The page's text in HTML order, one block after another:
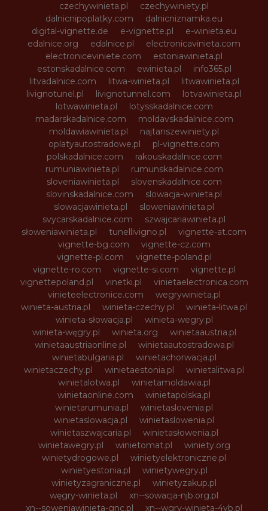
czechywinieta.pl
czechywiniety.pl
dalnicnipoplatky.com
dalnicniznamka.eu
digital-vignette.de
e-vignette.pl
e-winieta.eu
edalnice.org
edalnice.pl
electronicavinieta.com
electroniceviniete.com
estoniawinieta.pl
estonskadalnice.com
ewinieta.pl
info365.pl
litvadalnice.com
litwa-winieta.pl
litwawinieta.pl
livignotunel.pl
livignotunnel.com
lotvawinieta.pl
lotwawinieta.pl
lotysskadalnice.com
madarskadalnice.com
moldavskadalnice.com
moldawiawinieta.pl
najtanszewiniety.pl
oplatyautostradowe.pl
pl-vignette.com
polskadalnice.com
rakouskadalnice.com
rumuniawinieta.pl
rumunskadalnice.com
sloveniawinieta.pl
slovenskadalnice.com
slovinskadalnice.com
slowacja-winieta.pl
slowacjawinieta.pl
sloweniawinieta.pl
svycarskadalnice.com
szwajcariawinieta.pl
słoweniawinieta.pl
tunellivigno.pl
vignette-at.com
vignette-bg.com
vignette-cz.com
vignette-pl.com
vignette-poland.pl
vignette-ro.com
vignette-si.com
vignette.pl
vignettepoland.pl
vinetki.pl
vinietaelectronica.com
vinieteelectronice.com
wegrywinieta.pl
winieta-austria.pl
winieta-czechy.pl
winieta-litwa.pl
winieta-słowacja.pl
winieta-wegry.pl
winieta-węgry.pl
winieta.org
winietaaustria.pl
winietaaustriaonline.pl
winietaautostradowa.pl
winietabulgaria.pl
winietachorwacja.pl
winietaczechy.pl
winietaestonia.pl
winietalitwa.pl
winietalotwa.pl
winietamoldawia.pl
winietaonline.com
winietapolska.pl
winietarumunia.pl
winietaslovenia.pl
winietaslowacja.pl
winietaslowenia.pl
winietaszwajcaria.pl
winietasłowenia.pl
winietawegry.pl
winietomat.pl
winiety.org
winietydrogowe.pl
winietyelektroniczne.pl
winietyestonia.pl
winietywegry.pl
winietyzagraniczne.pl
winietyzakup.pl
węgry-winieta.pl
xn--sowacja-njb.org.pl
xn--soweniawinieta-gnc.pl
xn--wgry-winieta-4vb.pl